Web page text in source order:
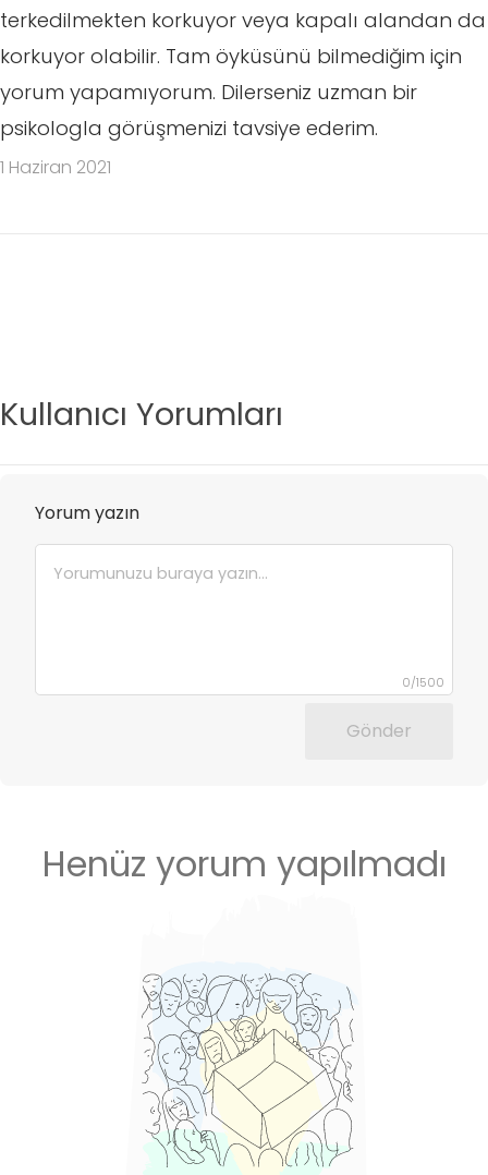
terkedilmekten korkuyor veya kapalı alandan da
korkuyor olabilir. Tam öyküsünü bilmediğim için
yorum yapamıyorum. Dilerseniz uzman bir
psikologla görüşmenizi tavsiye ederim.
1 Haziran 2021
Kullanıcı Yorumları
Yorum yazın
0/1500
Gönder
Henüz yorum yapılmadı